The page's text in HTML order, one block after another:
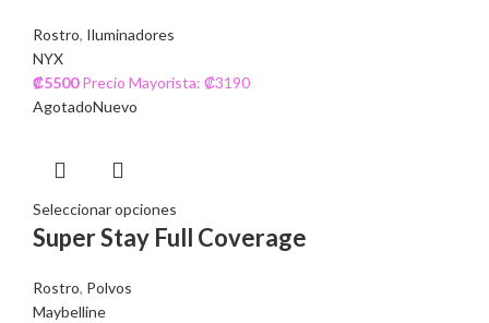
Rostro, Iluminadores
NYX
₡5500 Precio Mayorista: ₡3190
AgotadoNuevo
Seleccionar opciones
Super Stay Full Coverage
Rostro, Polvos
Maybelline